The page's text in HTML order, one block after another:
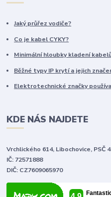
Jaký průřez vodiče?
Co je kabel CYKY?
Minimální hloubky kladení
Běžné typy IP krytí a jejich
Elektrotechnické značky
KDE NÁS NAJDETE
Vrchlického 614, Libochovice, PSČ
IČ: 72571888
DIČ: CZ7609065970